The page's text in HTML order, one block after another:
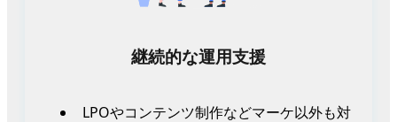
継続的な運用支援
LPOやコンテンツ制作などマーケ以外も対